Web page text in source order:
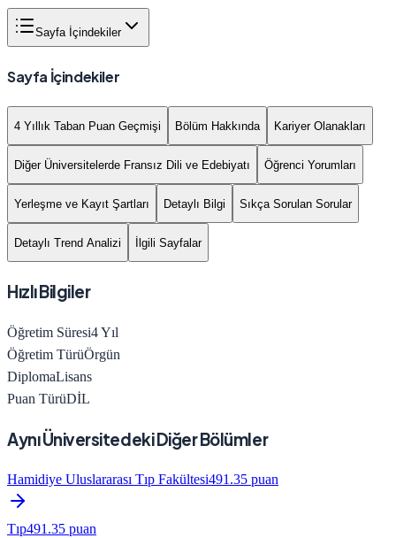
Sayfa İçindekiler
Sayfa İçindekiler
4 Yıllık Taban Puan Geçmişi Bölüm Hakkında Kariyer Olanakları
Diğer Üniversitelerde Fransız Dili ve Edebiyatı Öğrenci Yorumları
Yerleşme ve Kayıt Şartları Detaylı Bilgi Sıkça Sorulan Sorular
Detaylı Trend Analizi İlgili Sayfalar
Hızlı Bilgiler
Öğretim Süresi4Yıl
Öğretim TürüÖrgün
DiplomaLisans
Puan TürüDİL
Aynı Üniversitedeki Diğer Bölümler
Hamidiye Uluslararası Tıp Fakültesi491.35 puan
Tıp491.35 puan